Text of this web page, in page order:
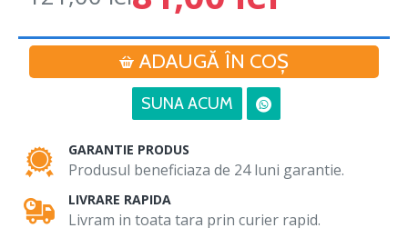
ADAUGĂ ÎN COŞ
SUNA ACUM
GARANTIE PRODUS
Produsul beneficiaza de 24 luni garantie.
LIVRARE RAPIDA
Livram in toata tara prin curier rapid.